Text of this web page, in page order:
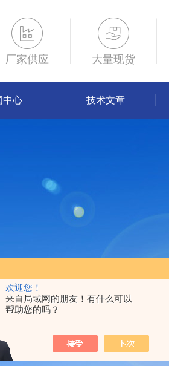
欢迎您！
来自局域网的朋友！有什么可以
帮助您的吗？
厂家供应 大量现货
中心 技术文章